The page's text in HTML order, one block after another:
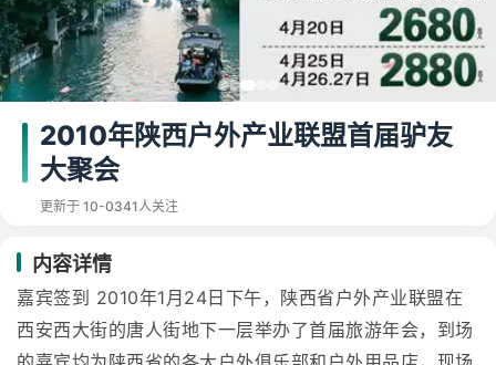
2010年陕西户外产业联盟首届驴友
大聚会
更新于 10-0341人关注
内容详情
嘉宾签到 2010年1月24日下午，陕西省户外产业联盟在
西安西大街的唐人街地下一层举办了首届旅游年会，到场